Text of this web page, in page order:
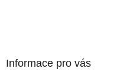
Informace pro vás